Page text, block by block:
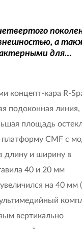
а
для…
концепт-кара R-
подоконная линия,
площадь
CMF с
длину и ширину в
40 и 20 мм
на 40 мм
вертикально